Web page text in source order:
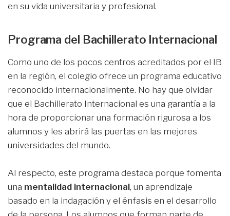
en su vida universitaria y profesional.
Programa del Bachillerato Internacional
Como uno de los pocos centros acreditados por el IB
en la región, el colegio ofrece un programa educativo
reconocido internacionalmente. No hay que olvidar
que el Bachillerato Internacional es una garantía a la
hora de proporcionar una formación rigurosa a los
alumnos y les abrirá las puertas en las mejores
universidades del mundo.
Al respecto, este programa destaca porque fomenta
una mentalidad internacional, un aprendizaje
basado en la indagación y el énfasis en el desarrollo